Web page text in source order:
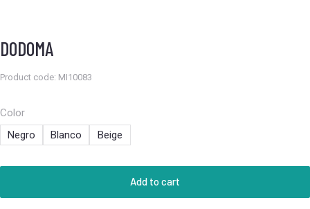
DODOMA
Product code: MI10083
Color
Negro
Blanco Beige
Add to cart